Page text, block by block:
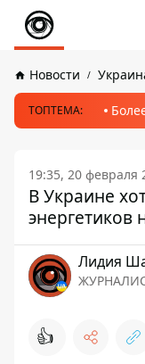
Новости
ТОПТЕМА:
19:35, 20 февраля
В Украине
Лидия
👍